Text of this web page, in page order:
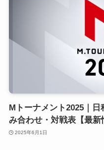
Mトーナメント2025｜
み合わせ・対戦表【最新
2025年6月1日